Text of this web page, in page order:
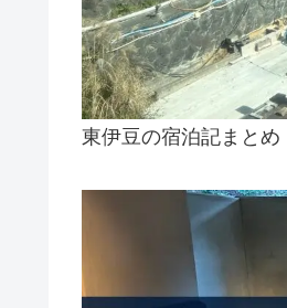
東伊豆の宿泊記まとめ